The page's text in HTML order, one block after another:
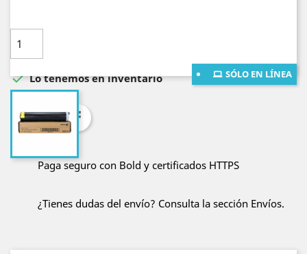
SÓLO EN LÍNEA
Lo tenemos en inventario
Compartir
Paga seguro con Bold y certificados HTTPS
¿Tienes dudas del envío? Consulta la sección Envíos.